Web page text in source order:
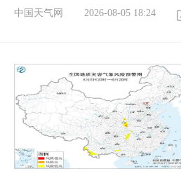
中国天气网 2026-08-05 18:24